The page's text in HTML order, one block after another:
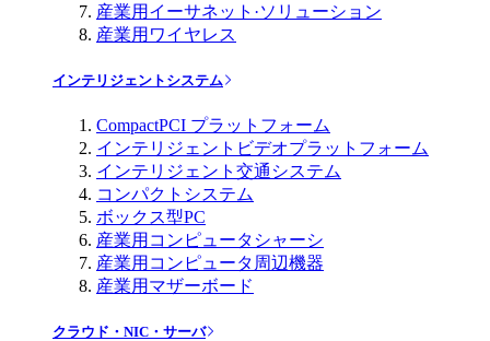
産業用イーサネット·ソリューション
産業用ワイヤレス
インテリジェントシステム
CompactPCI プラットフォーム
インテリジェントビデオプラットフォーム
インテリジェント交通システム
コンパクトシステム
ボックス型PC
産業用コンピュータシャーシ
産業用コンピュータ周辺機器
産業用マザーボード
クラウド・NIC・サーバ